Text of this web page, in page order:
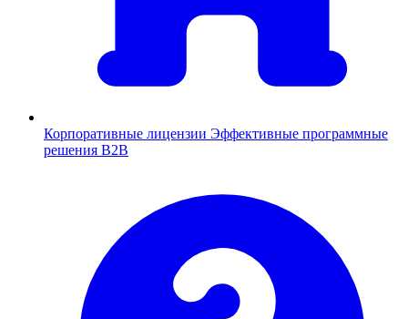
Корпоративные лицензии Эффективные программные
решения B2B